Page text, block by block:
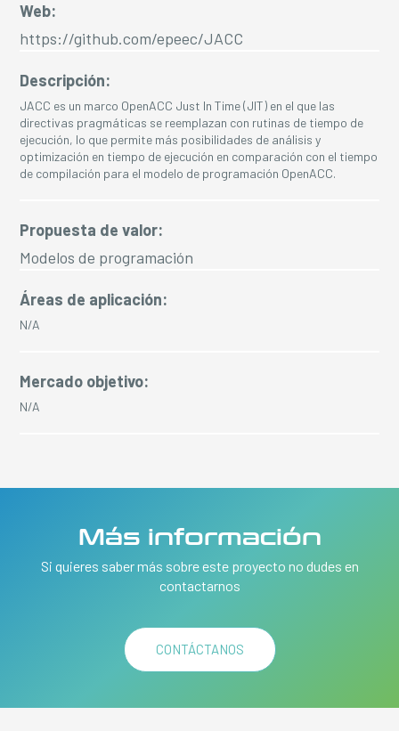
Web:
https://github.com/epeec/JACC
Descripción:
JACC es un marco OpenACC Just In Time (JIT) en el que las
directivas pragmáticas se reemplazan con rutinas de tiempo de
ejecución, lo que permite más posibilidades de análisis y
optimización en tiempo de ejecución en comparación con el tiempo
de compilación para el modelo de programación OpenACC.
Propuesta de valor:
Modelos de programación
Áreas de aplicación:
N/A
Mercado objetivo:
N/A
Más información
Si quieres saber más sobre este proyecto no dudes en
contactarnos
CONTÁCTANOS